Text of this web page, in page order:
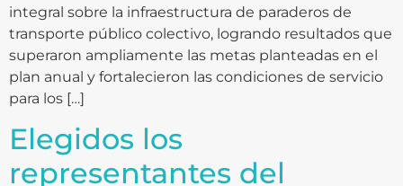
integral sobre la infraestructura de paraderos de
transporte público colectivo, logrando resultados que
superaron ampliamente las metas planteadas en el
plan anual y fortalecieron las condiciones de servicio
para los […]
Elegidos los
representantes del